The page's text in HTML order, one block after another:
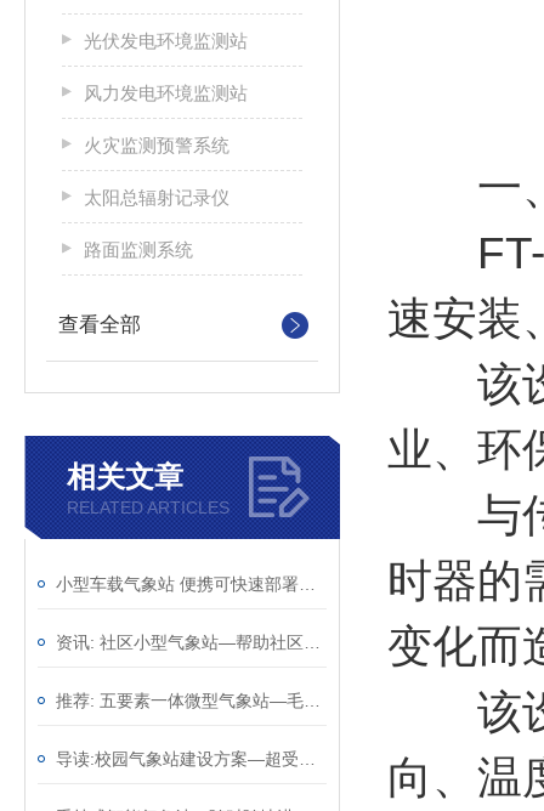
光伏发电环境监测站
风力发电环境监测站
火灾监测预警系统
太阳总辐射记录仪
路面监测系统
查看全部
相关文章
RELATED ARTICLES
一
FT-
速安装
该设
业、环
与传
时器的
变化而
该设
向、温